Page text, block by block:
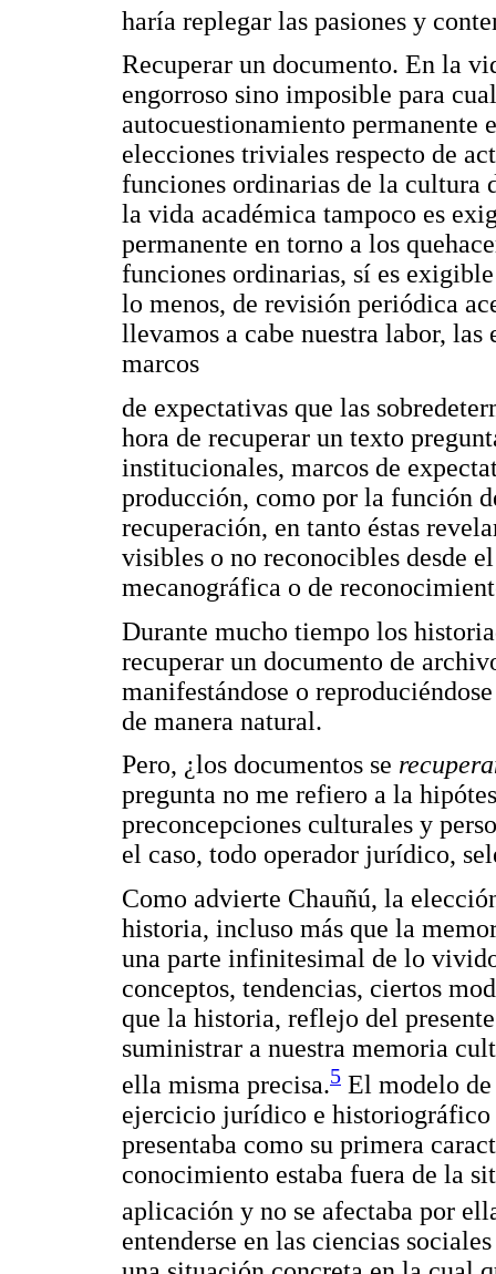
haría replegar las pasiones y
Recuperar un documento. En la
engorroso sino imposible para
autocuestionamiento permanente
elecciones triviales respecto de
funciones ordinarias de la cultura
la vida académica tampoco es
permanente en torno a los
funciones ordinarias, sí es
lo menos, de revisión periódica
llevamos a cabe nuestra labor,
marcos
de expectativas que las
hora de recuperar un texto
institucionales, marcos de
producción, como por la función
recuperación, en tanto éstas
visibles o no reconocibles desde
mecanográfica o de
Durante mucho tiempo los
recuperar un documento de
manifestándose o
de manera natural.
Pero, ¿los documentos se
pregunta no me refiero a la
preconcepciones culturales y
el caso, todo operador jurídico,
Como advierte Chauñú, la
historia, incluso más que la
una parte infinitesimal de lo
conceptos, tendencias, ciertos
que la historia, reflejo del
suministrar a nuestra memoria
ella misma precisa.5 El modelo
ejercicio jurídico e historiográfico
presentaba como su primera
conocimiento estaba fuera de la
aplicación y no se afectaba por
entenderse en las ciencias